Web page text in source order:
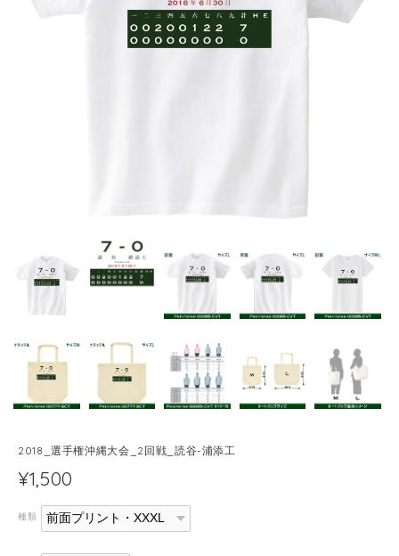
2018_選手権沖縄大会_2回戦_読谷-浦添工
¥1,500
種類